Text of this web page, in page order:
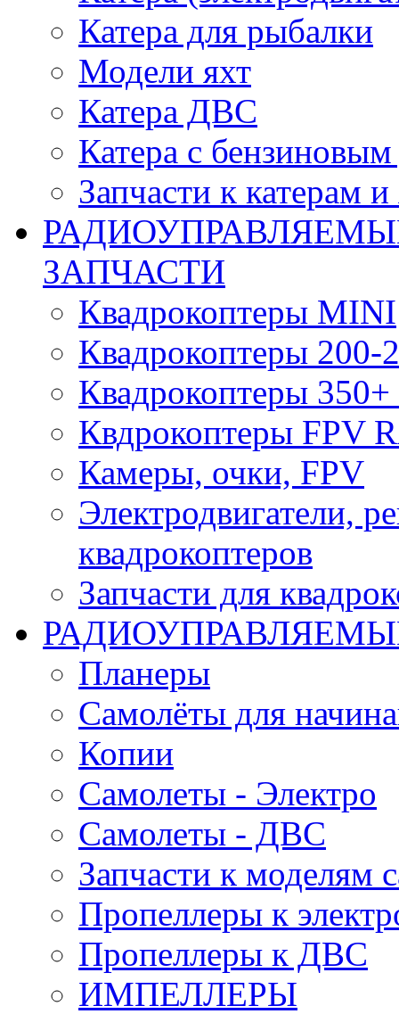
Катера для рыбалки
Модели яхт
Катера ДВС
Катера с бензиновым
Запчасти к катерам
ЗАПЧАСТИ
Квадрокоптеры MINI
Квадрокоптеры 200-
Квадрокоптеры 350+
Квдрокоптеры FPV
Камеры, очки, FPV
Электродвигатели,
квадрокоптеров
Запчасти для
Планеры
Самолёты для
Копии
Самолеты - Электро
Самолеты - ДВС
Запчасти к моделям
Пропеллеры к
Пропеллеры к ДВС
ИМПЕЛЛЕРЫ